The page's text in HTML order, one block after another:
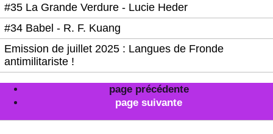
#35 La Grande Verdure - Lucie Heder
#34 Babel - R. F. Kuang
Emission de juillet 2025 : Langues de Fronde
antimilitariste !
page précédente
page suivante